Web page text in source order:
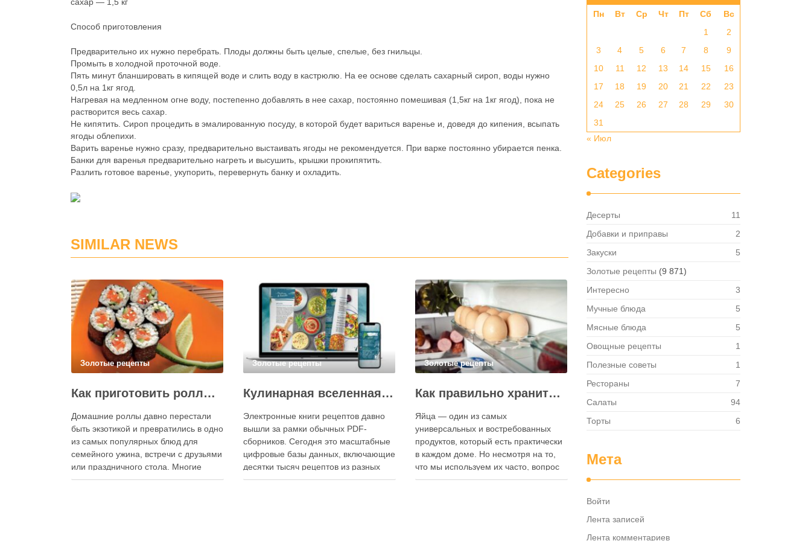
Способ приготовления
Предварительно их нужно перебрать. Плоды должны быть целые, спелые, без гнильцы.
Промыть в холодной проточной воде.
Пять минут бланшировать в кипящей воде и слить воду в кастрюлю. На ее основе сделать сахарный сироп, воды нужно
0,5л на 1кг ягод.
Нагревая на медленном огне воду, постепенно добавлять в нее сахар, постоянно помешивая (1,5кг на 1кг ягод), пока не
растворится весь сахар.
Не кипятить. Сироп процедить в эмалированную посуду, в которой будет вариться варенье и, доведя до кипения, всыпать
ягоды облепихи.
Варить варенье нужно сразу, предварительно выстаивать ягоды не рекомендуется. При варке постоянно убирается пенка.
Банки для варенья предварительно нагреть и высушить, крышки прокипятить.
Разлить готовое варенье, укупорить, перевернуть банку и охладить.
SIMILAR NEWS
Золотые рецепты
Как приготовить роллы в домашних условиях?
Домашние роллы давно перестали
быть экзотикой и превратились в одно
из самых популярных блюд для
семейного ужина, встречи с друзьями
или праздничного стола. Многие
считают, что приготовление японских
Золотые рецепты
Кулинарная вселенная в цифре: топ-3 самых больших электронных книг рецептов
Электронные книги рецептов давно
вышли за рамки обычных PDF-
сборников. Сегодня это масштабные
цифровые базы данных, включающие
десятки тысяч рецептов из разных
стран мира, с подробными
Золотые рецепты
Как правильно хранить яйца: в холодильнике или на полке?
Яйца — один из самых
универсальных и востребованных
продуктов, который есть практически
в каждом доме. Но несмотря на то,
что мы используем их часто, вопрос
хранения остаётся актуальным: где
Пн Вт Ср Чт Пт Сб
Вс
1
2
3
4 5 6 7 8
9
10
11 12 13 14 15
16
17
18 19 20 21 22
23
24
25 26 27 28 29
30
31
« Июл
Categories
Десерты
11
Добавки и приправы
2
Закуски
5
Золотые рецепты (9 871)
Интересно
3
Мучные блюда
5
Мясные блюда
5
Овощные рецепты
1
Полезные советы
1
Рестораны
7
Салаты
94
Торты
6
Мета
Войти
Лента записей
Лента комментариев